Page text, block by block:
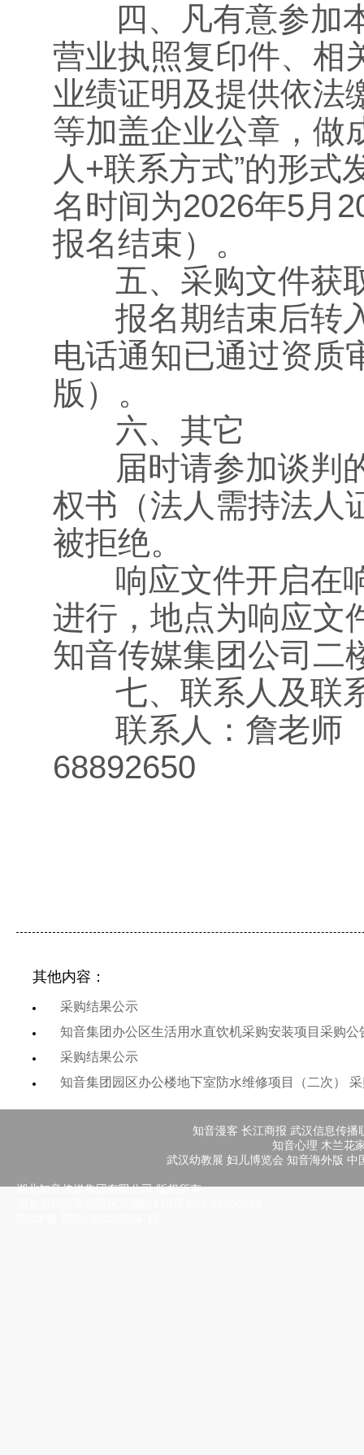
四、凡有意参加本
营业执照复印件、相
业绩证明及提供依法
等加盖企业公章，做
人+联系方式”的形式
名时间为2026年5月
报名结束）。
五、采购文件
报名期结束后转入
电话通知已通过资质
版）。
六、其它
届时请参加谈判的
权书（法人需持法人
被拒绝。
响应文件开启在响
进行，地点为响应文
知音传媒集团公司二
七、联系人及联
联系人：詹老
其他内容：
采购结果公示
知音集团办公区生活用水直饮机采购安装项目采购公
采购结果公示
知音集团园区办公楼地下室防水维修项目（二次）
知音漫客 长江商报 武汉信息传播
知音心理 木兰花
武汉幼教展 妇儿博览会 知音海外版 中
湖北知音传媒集团有限公司 版权所有